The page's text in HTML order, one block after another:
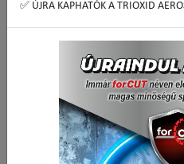
Spid drótkefe 250mm acél
• Univerzálisan alkalmazhatóak
rozsdátlanítási munkához
• A SPID kefék kiválóak a nehezen
✅ ÚJRA KAPHATÓK A TRIOXID